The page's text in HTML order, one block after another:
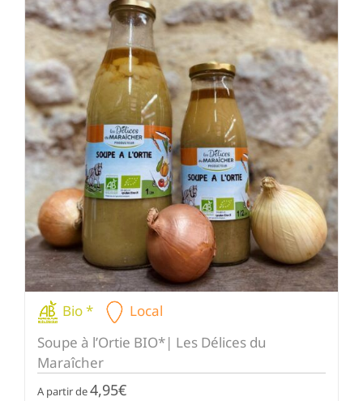
Bio *
Local
Soupe à l’Ortie BIO*| Les Délices du
Maraîcher
A partir de4,95€